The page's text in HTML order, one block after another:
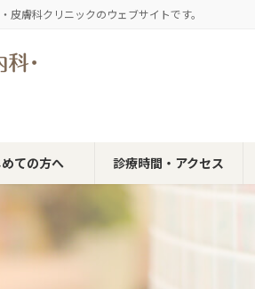
皮膚科クリニックのウェブサイトです。
ての方へ 診療時間・アクセス